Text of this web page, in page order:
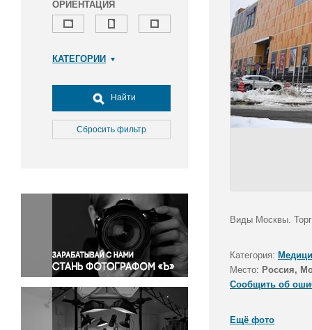
ОРИЕНТАЦИЯ
КАТЕГОРИИ
Досуг, туризм и отдых
Культура
Медицина
Окружающая среда
Политика
Правосудие
Происшествия и конфликты
Религия
Светская жизнь
Спорт
Экология
Найти
Сбросить фильтр
Виды Москвы.
Категория:
Место: Россия,
Сообщить об
Ещё фото